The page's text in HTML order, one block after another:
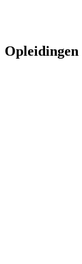
Opleidingen